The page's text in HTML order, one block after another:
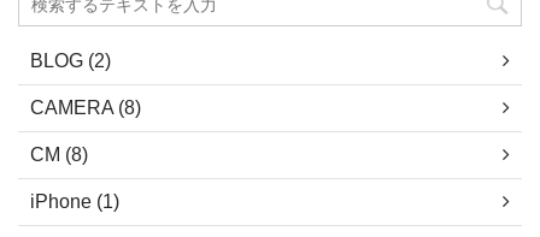
スポットを見ていきましょう。 ※一番
ますので、どうぞご活用ください。 1.
諫早 五家原岳 ここは、 ...
地震
道｜
どう
県阿
から
BLOG (2)
CAMERA (8)
CM (8)
iPhone (1)